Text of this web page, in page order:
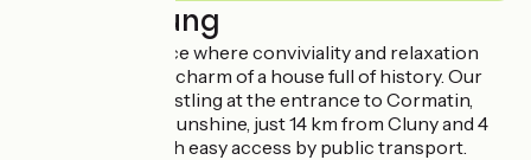
Beschreibung
Welcome to a place where conviviality and relaxation
combine with the charm of a house full of history. Our
establishment, nestling at the entrance to Cormatin,
offers peace and sunshine, just 14 km from Cluny and 4
km from Taizé, with easy access by public transport.